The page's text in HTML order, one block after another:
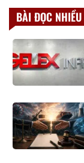
BÀI ĐỌC NHIỀU